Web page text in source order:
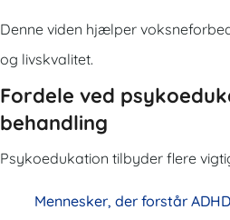
Denne viden hjælper
og livskvalitet.
Fordele ved
behandling
Psykoedukation tilbyder flere
Mennesker, der forstår